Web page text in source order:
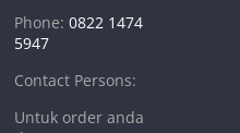
Phone:0822 1474
5947
Contact Persons:
Untuk order anda